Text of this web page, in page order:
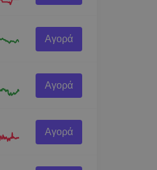
Αγορά
Αγορά
Αγορά